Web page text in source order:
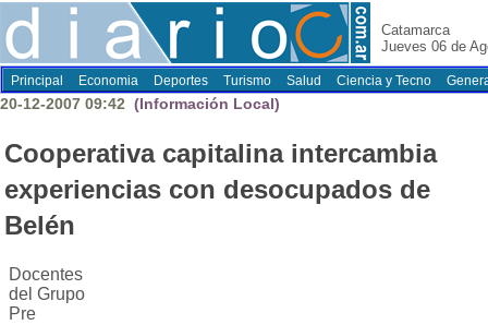
Catamarca
Jueves 06 de
Principal Economia Deportes Turismo Salud Ciencia y Tecno
20-12-2007 09:42 (Información Local)
Cooperativa capitalina intercambia
experiencias con desocupados de
Belén
Docentes
del Grupo
Pre